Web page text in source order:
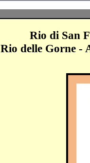
Rio di San
Rio delle Gorne -